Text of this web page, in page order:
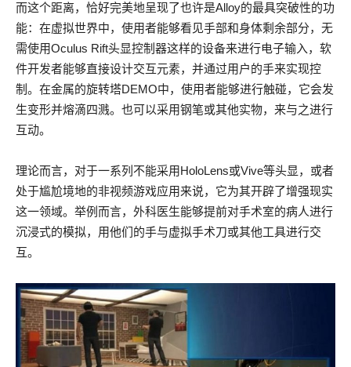
而这个距离，恰好完美地呈现了也许是Alloy的最具突破性的功
能：在虚拟世界中，使用者能够看见手部和身体剩余部分，无
需使用Oculus Rift头显控制器这样的设备来进行电子输入，软
件开发者能够直接设计交互元素，并通过用户的手来实现控
制。在金属的旋转塔DEMO中，使用者能够进行触碰，它会发
生变形并熔滴四溅。也可以采用钢笔或其他实物，来与之进行
互动。
理论而言，对于一系列不能采用HoloLens或Vive等头显，或者
处于尴尬境地的非视频游戏应用来说，它为其开辟了增强现实
这一领域。举例而言，外科医生能够提前对手术室的病人进行
沉浸式的模拟，用他们的手与虚拟手术刀或其他工具进行交
互。